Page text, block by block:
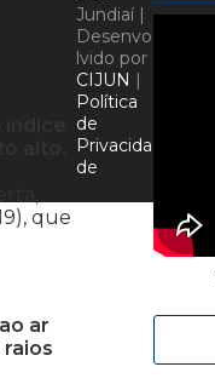
que
ar
Jundiaí |
Desenvo
lvido por
CIJUN |
Política
de
Privacida
de